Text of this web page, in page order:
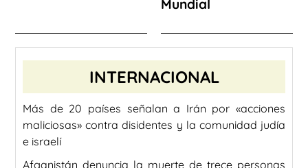
Mundial
INTERNACIONAL
Más de 20 países señalan a Irán por «acciones
maliciosas» contra disidentes y la comunidad judía
e israelí
Afganistán denuncia la muerte de trece personas